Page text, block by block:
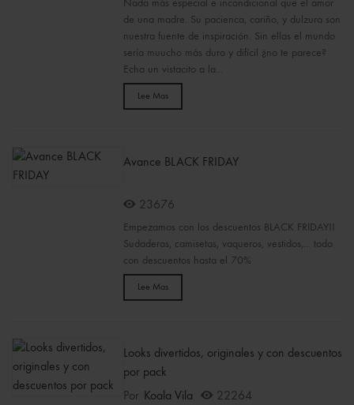
Nada más especial e incondicional que el amor
de una madre. Su pacienca, cariño, y dulzura son
nuestra fuente de inspiración. Sin ellas el mundo
sería muucho más duro y difícil ¿no te parece?
Echa un vistacito a la...
Lee Mas
Avance BLACK FRIDAY
23676
Empezamos con los descuentos BLACK FRIDAY!!
Sudaderas, camisetas, vaqueros, vestidos,... todo
con descuentos hasta el 70%
Lee Mas
Looks divertidos, originales y con descuentos
por pack
Por
Koala Vila 22264